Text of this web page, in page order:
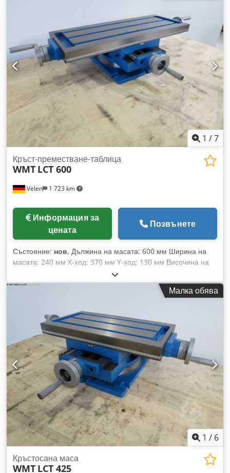
1 /7
Velen 1 723 km
Кръст-преместване-таблица
WMT LCT 600
Информация за
цената
Позвънете
Състояние: нов, Дължина на масата: 600 мм Ширина на
масата: 240 мм X-ход: 370 мм Y-ход: 130 мм Височина на
масата: 165 мм Тегло: 60 кг Размери (Д x Ш x В): 0,8 x 0,45
x 0,2 м Dcsdpjfgvzusfx Albjk Кръстат маса с въртяща се
Малка обява
1 / 6
Кръстосана маса
WMT LCT 425